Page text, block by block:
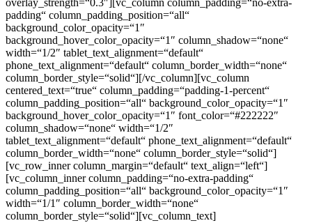
overlay_strength=“0.3″][vc_column column_padding=“no-extra-
padding“ column_padding_position=“all“
background_color_opacity=“1″
background_hover_color_opacity=“1″ column_shadow=“none“
width=“1/2″ tablet_text_alignment=“default“
phone_text_alignment=“default“ column_border_width=“none“
column_border_style=“solid“][/vc_column][vc_column
centered_text=“true“ column_padding=“padding-1-percent“
column_padding_position=“all“ background_color_opacity=“1″
background_hover_color_opacity=“1″ font_color=“#222222″
column_shadow=“none“ width=“1/2″
tablet_text_alignment=“default“ phone_text_alignment=“default“
column_border_width=“none“ column_border_style=“solid“]
[vc_row_inner column_margin=“default“ text_align=“left“]
[vc_column_inner column_padding=“no-extra-padding“
column_padding_position=“all“ background_color_opacity=“1″
width=“1/1″ column_border_width=“none“
column_border_style=“solid“][vc_column_text]